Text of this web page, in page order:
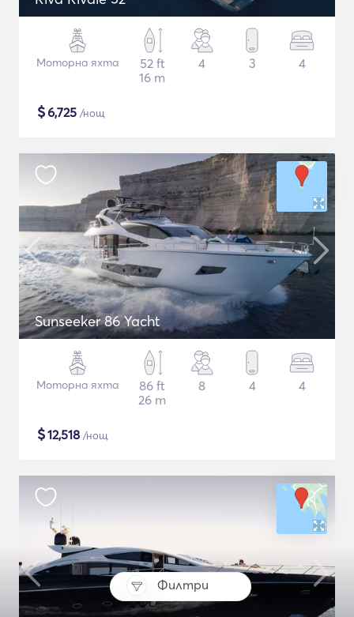
Филтри
Моторна яхта
52 ft
16 m
4 3 4
$6,725 /нощ
Sunseeker 86 Yacht
Моторна яхта
86 ft
26 m
8 4 4
$12,518 /нощ